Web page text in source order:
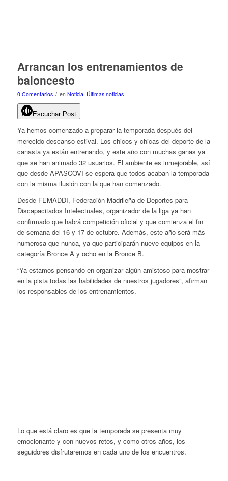
Arrancan los entrenamientos de
baloncesto
0 Comentarios / en Noticia Últimas noticias
Escuchar Post
Ya hemos comenzado a preparar la temporada después del
merecido descanso estival. Los chicos y chicas del deporte de la
canasta ya están entrenando, y este año con muchas ganas ya
que se han animado 32 usuarios. El ambiente es inmejorable, así
que desde APASCOVI se espera que todos acaban la temporada
con la misma ilusión con la que han comenzado.
Desde FEMADDI, Federación Madrileña de Deportes para
Discapacitados Intelectuales, organizador de la liga ya han
confirmado que habrá competición oficial y que comienza el fin
de semana del 16 y 17 de octubre. Además, este año será más
numerosa que nunca, ya que participarán nueve equipos en la
categoría Bronce A y ocho en la Bronce B.
“Ya estamos pensando en organizar algún amistoso para mostrar
en la pista todas las habilidades de nuestros jugadores”, afirman
los responsables de los entrenamientos.
Lo que está claro es que la temporada se presenta muy
emocionante y con nuevos retos, y como otros años, los
seguidores disfrutaremos en cada uno de los encuentros.